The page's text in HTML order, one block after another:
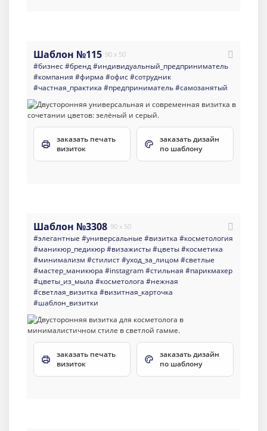
Шаблон №115 90 x 50
#бизнес#бренд#индивидуальный_предприниматель
#компания #фирма #офис#сотрудник
#частная_практика #предприниматель#самозанятый
заказать печать
визиток
заказать дизайн
по шаблону
Шаблон №3308 90 x 50
#элегантные #универсальные #визитка #косметология
#маникюр_педикюр#визажисты#цветы#косметика
#минимализм #стилист#уход_за_лицом #светлые
#мастер_маникюра #instagram#стильная #парикмахер
#цветы_из_мыла #косметолога #нежная
#светлая_визитка #визитная_карточка
#шаблон_визитки
заказать печать
визиток
заказать дизайн
по шаблону